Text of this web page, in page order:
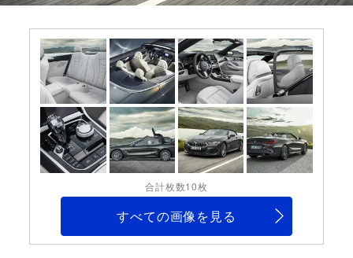
合計枚数10枚
すべての画像を見る